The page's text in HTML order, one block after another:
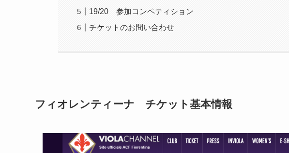
19/20 参加コンペティション
チケットのお問い合わせ
フィオレンティーナ チケット基本情報